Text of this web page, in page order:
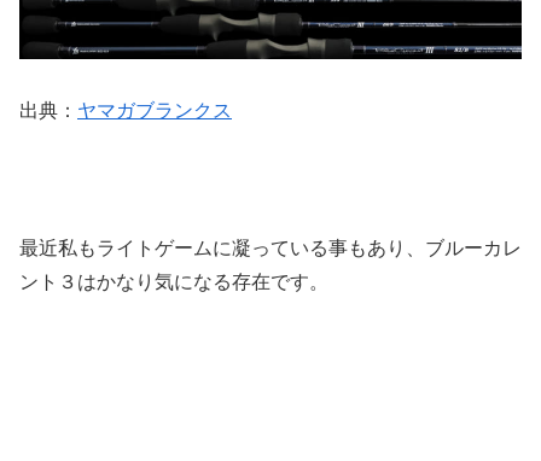
出典： ヤマガブランクス
最近私もライトゲームに凝っている事もあり、ブルーカレ
ント３はかなり気になる存在です。